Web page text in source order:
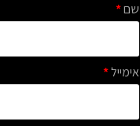
שם*
אימייל*